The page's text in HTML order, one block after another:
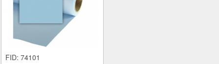
FID: 74101